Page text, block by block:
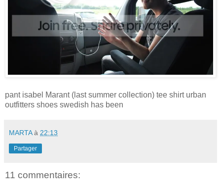
pant isabel Marant (last summer collection) tee shirt urban
outfitters shoes swedish has been
MARTA à 22:13
Partager
11 commentaires: